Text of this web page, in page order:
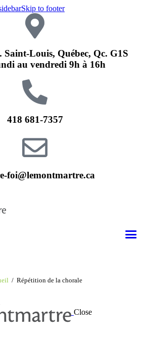
Skip to footer
Saint-Louis, Québec, Qc. G1S
au vendredi 9h à 16h
418 681-7357
foi@lemontmartre.ca
Répétition de la chorale
Close